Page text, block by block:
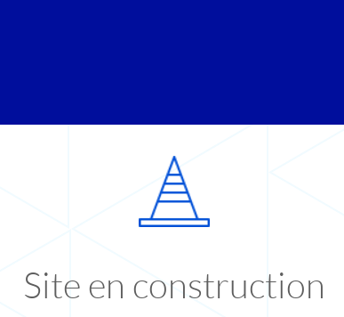
Site en construction